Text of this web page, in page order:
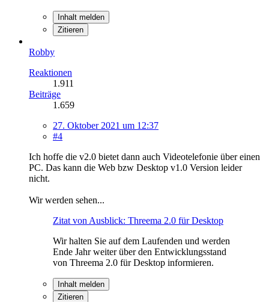
Inhalt melden
Zitieren
Robby
Reaktionen
1.911
Beiträge
1.659
27. Oktober 2021 um 12:37
#4
Ich hoffe die v2.0 bietet dann auch Videotelefonie über einen
PC. Das kann die Web bzw Desktop v1.0 Version leider
nicht.
Wir werden sehen...
Zitat von Ausblick: Threema 2.0 für Desktop
Wir halten Sie auf dem Laufenden und werden
Ende Jahr weiter über den Entwicklungsstand
von Threema 2.0 für Desktop informieren.
Inhalt melden
Zitieren